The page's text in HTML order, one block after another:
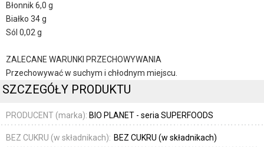
Błonnik 6,0 g
Białko 34 g
Sól 0,02 g
ZALECANE WARUNKI PRZECHOWYWANIA
Przechowywać w suchym i chłodnym miejscu.
SZCZEGÓŁY PRODUKTU
PRODUCENT (marka): BIO PLANET - seria SUPERFOODS
BEZ CUKRU (w składnikach): BEZ CUKRU (w składnikach)